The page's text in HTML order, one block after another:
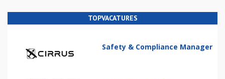
TOPVACATURES
Safety & Compliance Manager